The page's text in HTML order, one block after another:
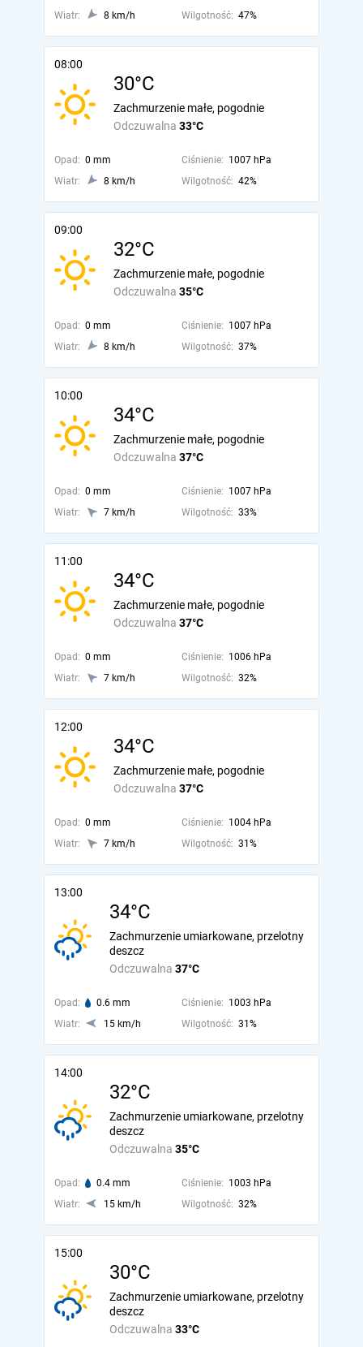
Wiatr: 8 km/h Wilgotność: 47%
08:00
30°C
Odczuwalna 33°C
Zachmurzenie małe, pogodnie
Opad: 0 mm Ciśnienie: 1007 hPa
Wiatr:
8 km/h Wilgotność: 42%
09:00
32°C
Odczuwalna 35°C
Zachmurzenie małe, pogodnie
Opad: 0 mm Ciśnienie: 1007 hPa
Wiatr:
8 km/h Wilgotność: 37%
10:00
34°C
Odczuwalna 37°C
Zachmurzenie małe, pogodnie
Opad: 0 mm Ciśnienie: 1007 hPa
Wiatr:
7 km/h Wilgotność: 33%
11:00
34°C
Odczuwalna 37°C
Zachmurzenie małe, pogodnie
Opad: 0 mm Ciśnienie: 1006 hPa
Wiatr:
7 km/h Wilgotność: 32%
12:00
34°C
Odczuwalna 37°C
Zachmurzenie małe, pogodnie
Opad: 0 mm Ciśnienie: 1004 hPa
Wiatr:
7 km/h Wilgotność: 31%
13:00
34°C
Odczuwalna 37°C
Zachmurzenie umiarkowane, przelotny
deszcz
Opad: 0.6 mm Ciśnienie: 1003 hPa
Wiatr:
15 km/h Wilgotność: 31%
14:00
32°C
Odczuwalna 35°C
Zachmurzenie umiarkowane, przelotny
deszcz
Opad: 0.4 mm Ciśnienie: 1003 hPa
Wiatr:
15 km/h Wilgotność: 32%
15:00
30°C
Odczuwalna 33°C
Zachmurzenie umiarkowane, przelotny
deszcz